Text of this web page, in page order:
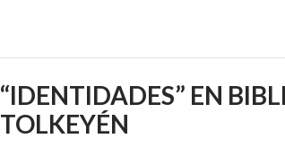
“IDENTIDADES” EN
TOLKEYÉN